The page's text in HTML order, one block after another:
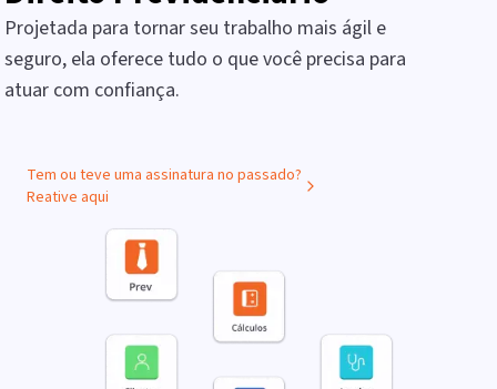
Projetada para tornar seu trabalho mais ágil e
seguro, ela oferece tudo o que você precisa para
atuar com confiança.
Tem ou teve uma assinatura no passado?
Reative aqui